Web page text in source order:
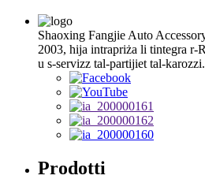
Shaoxing Fangjie Auto
2003, hija intrapriża li tintegra
u s-servizz tal-partijiet tal-karozzi.
Prodotti